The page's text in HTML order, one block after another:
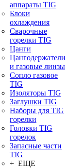
аппараты TIG
Блоки
охлаждения
Сварочные
горелки TIG
Цанги
Цангодержатели
и газовые линзы
Сопло газовое
TIG
Изоляторы TIG
Заглушки TIG
Наборы для TIG
горелки
Головки TIG
горелок
Запасные части
TIG
+ ЕЩЕ